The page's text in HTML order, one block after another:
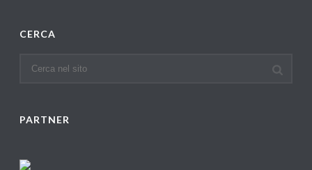
CERCA
PARTNER